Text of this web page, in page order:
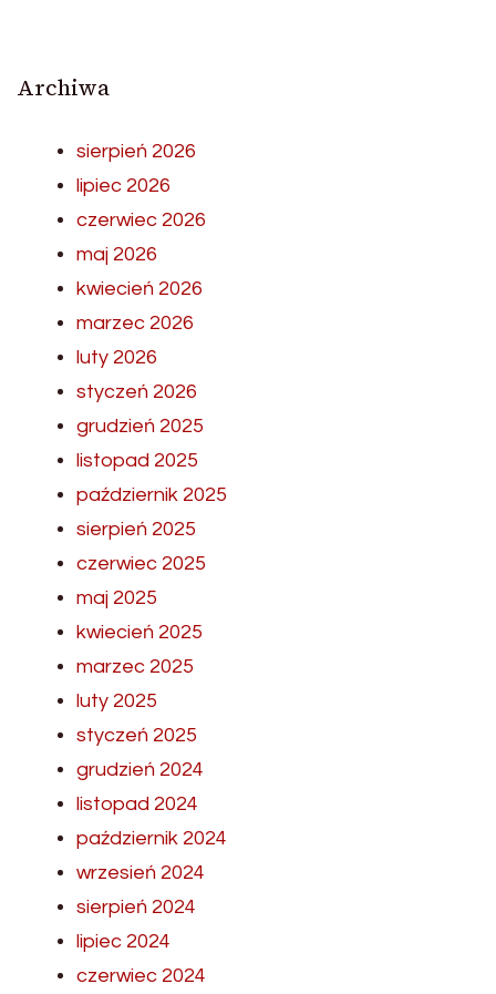
Archiwa
sierpień 2026
lipiec 2026
czerwiec 2026
maj 2026
kwiecień 2026
marzec 2026
luty 2026
styczeń 2026
grudzień 2025
listopad 2025
październik 2025
sierpień 2025
czerwiec 2025
maj 2025
kwiecień 2025
marzec 2025
luty 2025
styczeń 2025
grudzień 2024
listopad 2024
październik 2024
wrzesień 2024
sierpień 2024
lipiec 2024
czerwiec 2024